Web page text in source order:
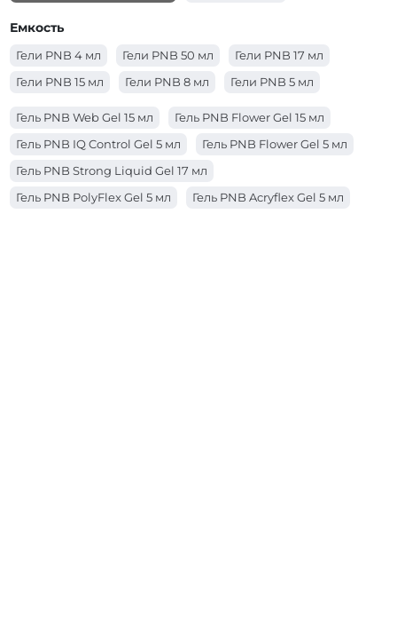
Емкость
Гели PNB 4 мл Гели PNB 50 мл
Гели PNB 17 мл
Гели PNB 15 мл
Гели PNB 8 мл Гели PNB 5 мл
Гель PNB Web Gel 15 мл
Гель PNB Flower Gel 15 мл
Гель PNB IQ Control Gel 5 мл
Гель PNB Flower Gel 5 мл
Гель PNB Strong Liquid Gel 17 мл
Гель PNB PolyFlex Gel 5 мл
Гель PNB Acryflex Gel 5 мл